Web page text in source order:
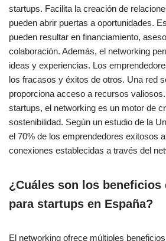
startups. Facilita la creación de
pueden abrir puertas a oportunidades.
pueden resultar en financiamiento,
colaboración. Además, el networking
ideas y experiencias. Los
los fracasos y éxitos de otros. Una red
proporciona acceso a recursos
startups, el networking es un motor de
sostenibilidad. Según un estudio de la
el 70% de los emprendedores exitosos
conexiones establecidas a través del
¿Cuáles son los
para startups en España?
El networking ofrece múltiples